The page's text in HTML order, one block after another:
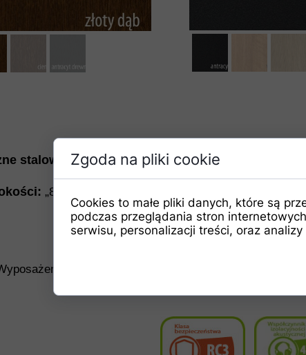
kompletnych zewnętrznych drzwi w
stalowe Mozart wzór PT05.
„80N”, „80E”, „90N”, „90E”,
Zgoda na pliki cookie
Cookies to małe pliki danych, które są
podczas przeglądania stron
serwisu, personalizacji treści, oraz